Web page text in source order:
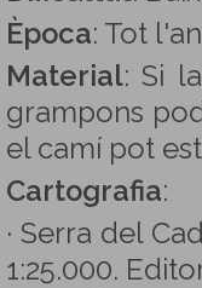
Època: Tot
Material: Si
grampons
el camí pot
Cartografia:
· Serra del
1:25.000.